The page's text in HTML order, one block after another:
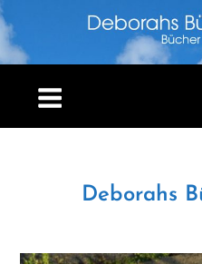
Skip
to
content
Deborahs